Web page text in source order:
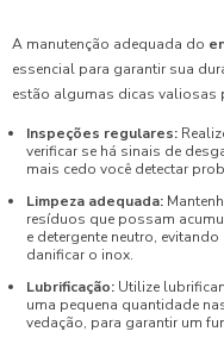
A manutenção adequada do
essencial para garantir sua
estão algumas dicas valiosas
Inspeções regulares:
verificar se há sinais de
mais cedo você detectar
Limpeza adequada:
resíduos que possam
e detergente neutro,
danificar o inox.
Lubrificação: Utilize
uma pequena quantidade
vedação, para garantir um